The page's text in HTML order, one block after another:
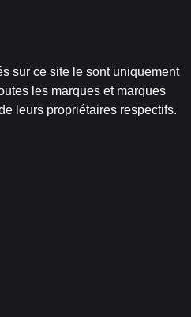
sur ce site le sont uniquement
les marques et marques
leurs propriétaires respectifs.